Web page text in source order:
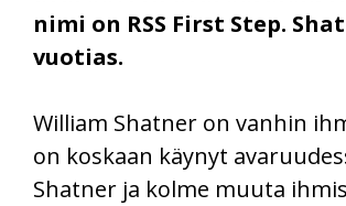
nimi on RSS First Step.
vuotias.
William Shatner on vanhin
on koskaan käynyt
Shatner ja kolme muuta